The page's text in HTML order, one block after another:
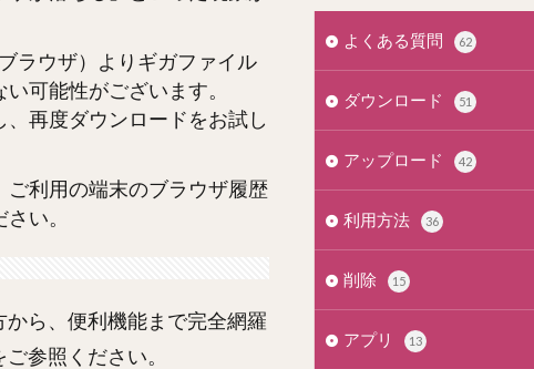
ラウザ）よりギガファイル
可能性がございます。
、再度ダウンロードをお試し
利用の端末のブラウザ履歴
い。
ら、便利機能まで完全網羅
参照ください。
よくある質問 62
ダウンロード 51
アップロード 42
利用方法 36
削除 15
アプリ 13